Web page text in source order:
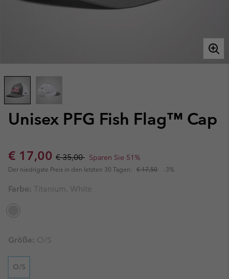
Unisex PFG Fish Flag™ Cap
Sale price:
€ 17,00 Regular price:
€ 35,00 Sparen Sie 51%
Der niedrigste Preis in den letzten 30 Tagen: € 17,50 -3%
Farbe: Titanium, White
Größe: O/S
O/S